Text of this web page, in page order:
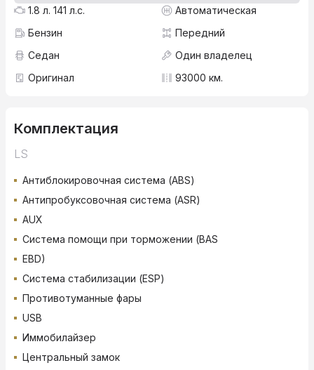
1.8 л. 141 л.с.
Автоматическая
Бензин
Передний
Седан
Один владелец
Оригинал
93000 км.
Комплектация
LS
Антиблокировочная система (ABS)
Антипробуксовочная система (ASR)
AUX
Система помощи при торможении (BAS
EBD)
Система стабилизации (ESP)
Противотуманные фары
USB
Иммобилайзер
Центральный замок